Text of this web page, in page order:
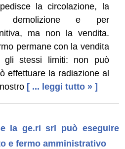
la circolazione, la
demolizione e per
ma non la vendita.
permane con la vendita
gli stessi limiti: non può
effettuare la radiazione al
[ ... leggi tutto » ]
la ge.ri srl può eseguire
e fermo amministrativo